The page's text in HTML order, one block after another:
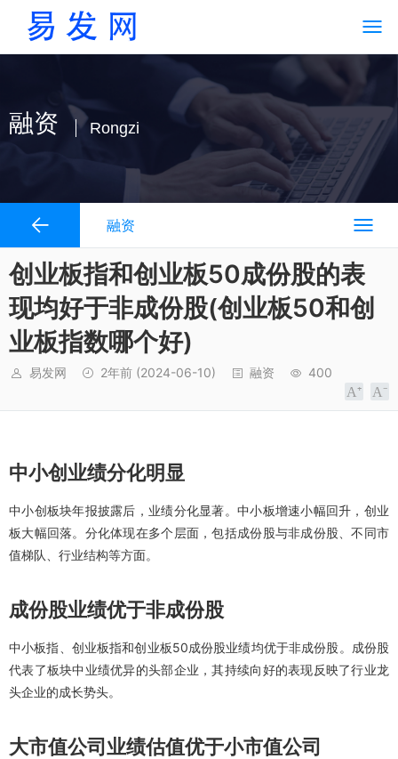
融资 Rongzi
融资
创业板指和创业板50成份股的表
现均好于非成份股(创业板50和创
业板指数哪个好)
易发网 2年前 (2024-06-10) 融资 400
中小创业绩分化明显
中小创板块年报披露后，业绩分化显著。中小板增速小幅回升，创业
板大幅回落。分化体现在多个层面，包括成份股与非成份股、不同市
值梯队、行业结构等方面。
成份股业绩优于非成份股
中小板指、创业板指和创业板50成份股业绩均优于非成份股。成份股
代表了板块中业绩优异的头部企业，其持续向好的表现反映了行业龙
头企业的成长势头。
大市值公司业绩估值优于小市值公司